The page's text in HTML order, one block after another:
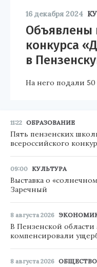
16 декабря 2024
Объявлены
конкурса
в
На него подали 50
11:22 ОБРАЗОВАНИЕ
Пять пензенских
всероссийского
09:00 КУЛЬТУРА
Выставка о
Заречный
8 августа 2026
В Пензенской
компенсировали
8 августа 2026 ОБЩЕСТВО